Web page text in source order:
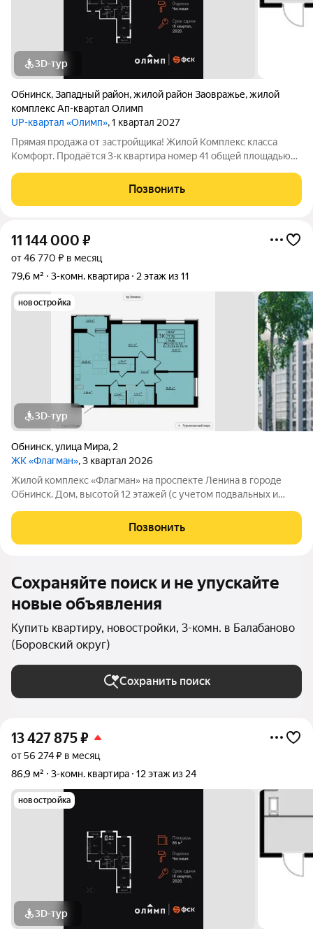
3D-тур
Обнинск,Западный район,жилой район Заовражье,жилой
комплекс Ап-квартал Олимп
UP-квартал «Олимп», 1 квартал 2027
Прямая продажа от застройщика! Жилой Комплекс класса
Комфорт. Продаётся 3-к квартира номер 41 общей площадью
Организуем показ в удобное для вас время! Квартира с
чистовой отделкой: ваш
Позвонить
11 144 000 ₽
от 46 770 ₽ в месяц
79,6 м²
3-комн. квартира 2 этаж из 11
новостройка
3D-тур
Обнинск,улица Мира, 2
ЖК «Флагман», 3 квартал 2026
Жилой комплекс «Флагман» на проспекте Ленина в городе
Обнинск. Дом, высотой 12 этажей (с учетом подвальных и
современный монолитный железобетонный каркас с
навесным вентилируемым фасадом из
Позвонить
Сохраняйте поиск и не упускайте
новые объявления
Купить квартиру, новостройки, 3-комн. в Балабаново
(Боровский округ)
Сохранить поиск
13 427 875₽
от 56 274 ₽ в месяц
86,9 м²
3-комн. квартира 12 этаж из 24
новостройка
3D-тур